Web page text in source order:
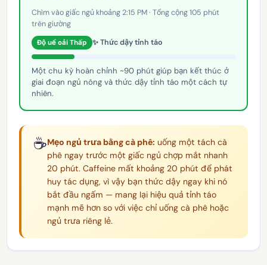
Chìm vào giấc ngủ khoảng 2:15 PM · Tổng cộng 105 phút
trên giường
Độ uể oải Thấp ✨ Thức dậy tỉnh táo
Một chu kỳ hoàn chỉnh ~90 phút giúp bạn kết thúc ở
giai đoạn ngủ nông và thức dậy tỉnh táo một cách tự
nhiên.
☕Mẹo ngủ trưa bằng cà phê: uống một tách cà
phê ngay trước một giấc ngủ chợp mắt nhanh
20 phút. Caffeine mất khoảng 20 phút để phát
huy tác dụng, vì vậy bạn thức dậy ngay khi nó
bắt đầu ngấm — mang lại hiệu quả tỉnh táo
mạnh mẽ hơn so với việc chỉ uống cà phê hoặc
ngủ trưa riêng lẻ.